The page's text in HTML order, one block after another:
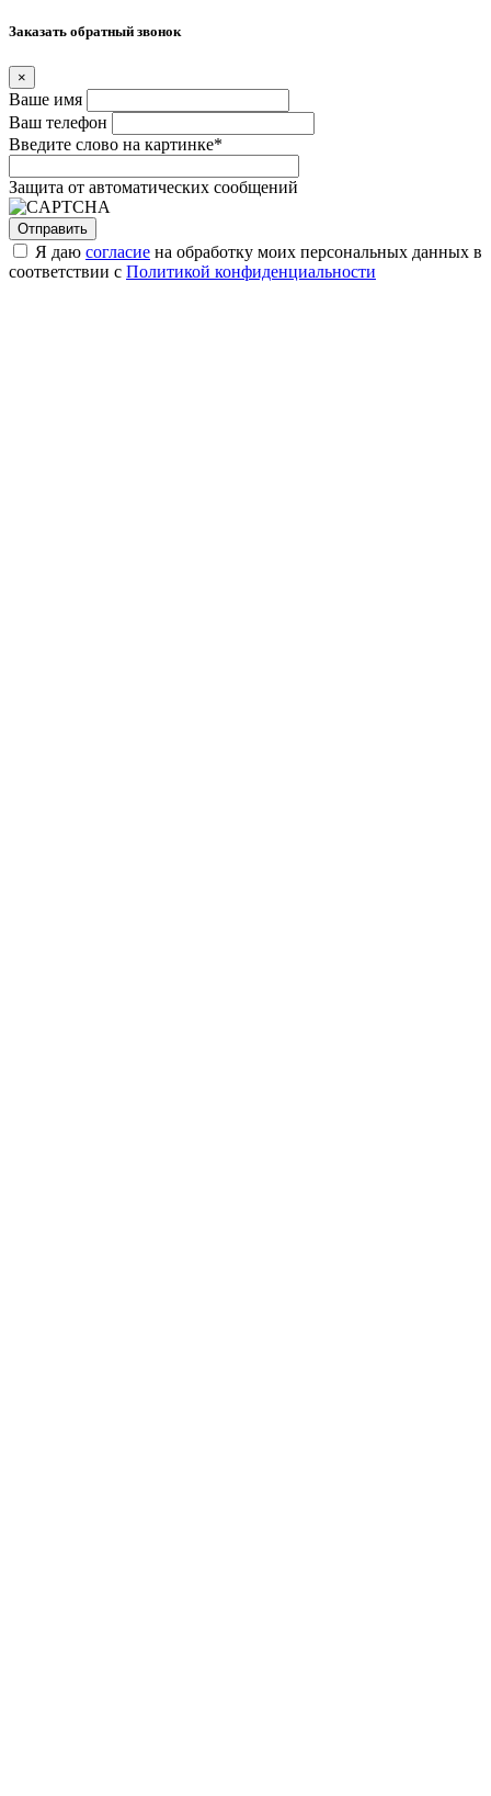
Заказать обратный звонок
×
Ваше имя
Ваш телефон
Введите слово на картинке*
Защита от автоматических сообщений
Я даю согласие на обработку моих персональных данных в
соответствии с Политикой конфиденциальности